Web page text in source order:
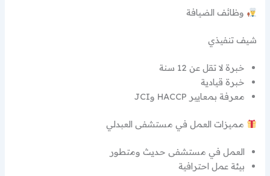
وظائف الضيافة
شيف تنفيذي
خبرة لا تقل عن 12 سنة
خبرة قيادية
معرفة بمعايير HACCP وJCI
مميزات العمل في مستشفى العبدلي
العمل في مستشفى حديث ومتطور
بيئة عمل احترافية